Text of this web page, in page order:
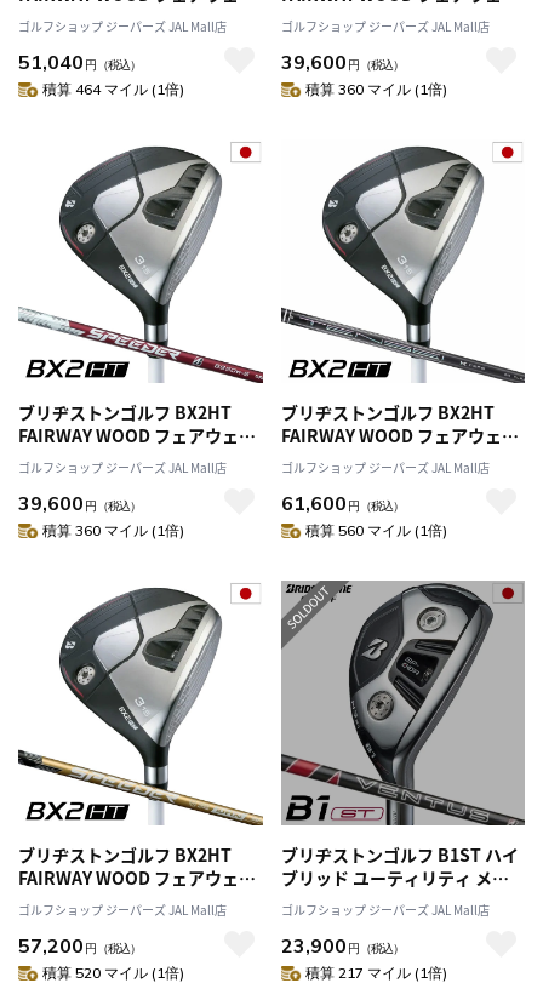
ウッド メンズ 右用 VENTUS
BS6 II カーボンシャフト
BRIDGESTONE GOLF 日本正規
品 2025年モデル
ゴルフショップ ジーパーズ JAL Mall店
51,040 円 （税込）
積算 464 マイル (1倍)
ウッド メンズ 右用 Diamana
BS50 II カーボンシャフト
BRIDGESTONE GOLF 日本正規
品 2025年モデル
ゴルフショップ ジーパーズ JAL Mall店
39,600 円 （税込）
積算 360 マイル (1倍)
ブリヂストンゴルフ BX2HT
FAIRWAY WOOD フェアウェイ
ウッド メンズ 右用 SPEEDER
NX BS50w カーボンシャフト
BRIDGESTONE GOLF 日本正規
品 2025年モデル
ゴルフショップ ジーパーズ JAL Mall店
39,600 円 （税込）
積算 360 マイル (1倍)
ブリヂストンゴルフ BX2HT
FAIRWAY WOOD フェアウェイ
ウッド メンズ 右用 TENSEI
PRO BLACK 1K CORE 50 カー
ボンシャフト BRIDGESTONE
GOLF 日本正規品 2025年モデル
ゴルフショップ ジーパーズ JAL Mall店
61,600 円 （税込）
積算 560 マイル (1倍)
ブリヂストンゴルフ BX2HT
FAIRWAY WOOD フェアウェイ
ウッド メンズ 右用 SPEEDER
NX GOLD 50 カーボンシャフト
BRIDGESTONE GOLF 日本正規
品 2025年モデル
ゴルフショップ ジーパーズ JAL Mall店
57,200 円 （税込）
積算 520 マイル (1倍)
ブリヂストンゴルフ B1ST ハイ
ブリッド ユーティリティ メン
ズ 右用 VENTUS BS6h カーボ
ンシャフト 日本正規品 2023年
モデル
ゴルフショップ ジーパーズ JAL Mall店
23,900 円 （税込）
積算 217 マイル (1倍)